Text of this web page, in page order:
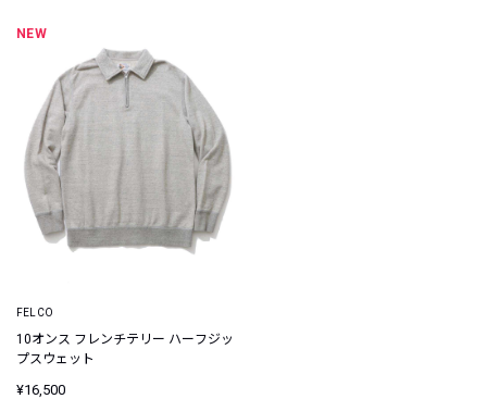
NEW
FELCO
10オンス フレンチテリー ハーフジッ
プスウェット
¥16,500